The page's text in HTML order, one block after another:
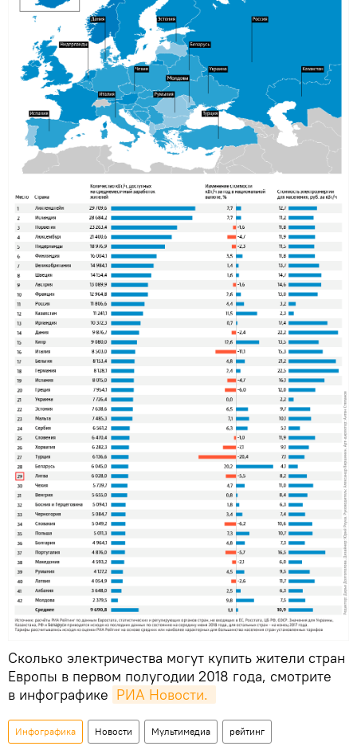
Сколько электричества могут купить жители стран
Европы в первом полугодии 2018 года, смотрите
в инфографике РИА Новости.
Инфографика Новости Мультимедиа рейтинг